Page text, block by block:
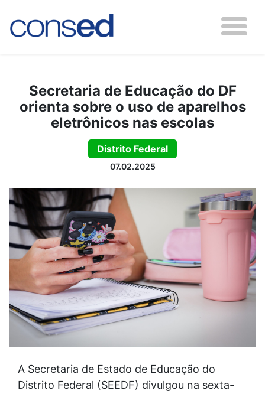
Secretaria de Educação do DF
orienta sobre o uso de aparelhos
eletrônicos nas escolas
Distrito Federal
07.02.2025
A Secretaria de Estado de Educação do
Distrito Federal (SEEDF) divulgou na sexta-